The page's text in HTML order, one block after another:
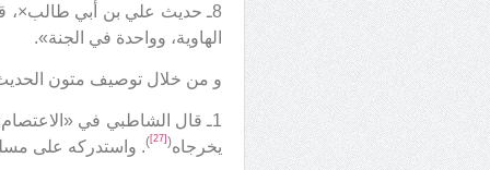
8ـ حديث علي بن أبي طالب×،
الهاوية، وواحدة في الجنة».
و من خلال توصيف متون
1ـ قال الشاطبي في
يخرجاه(
[27]
). واستدركه على